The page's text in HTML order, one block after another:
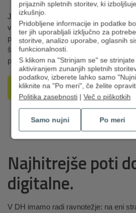
Je dozorel čas, da se preselite k
vse, ki iščete odlične pogoje
prijazno obravnavo. Potrebujete le
številko, nato pa vse uredimo namesto
poslovalnici.
Kje je najbližja poslovalnica?
Najhitrejše poti
digitalne.
V DH imamo radi ravnotežje: na eni
prijaznih spletnih storitev, ki
izkušnjo.
Pridobljene informacije in podatke
ter jih uporabljali izključno za
storitve, analizo uporabe, oglasnih
funkcionalnosti.
S klikom na "Strinjam se" se
aktiviranjem zunanjih spletnih
podatkov, izberete lahko samo
kliknite na "Po meri", če želite
Politika zasebnosti |Več o piškotkih
Samo nujni Po meri